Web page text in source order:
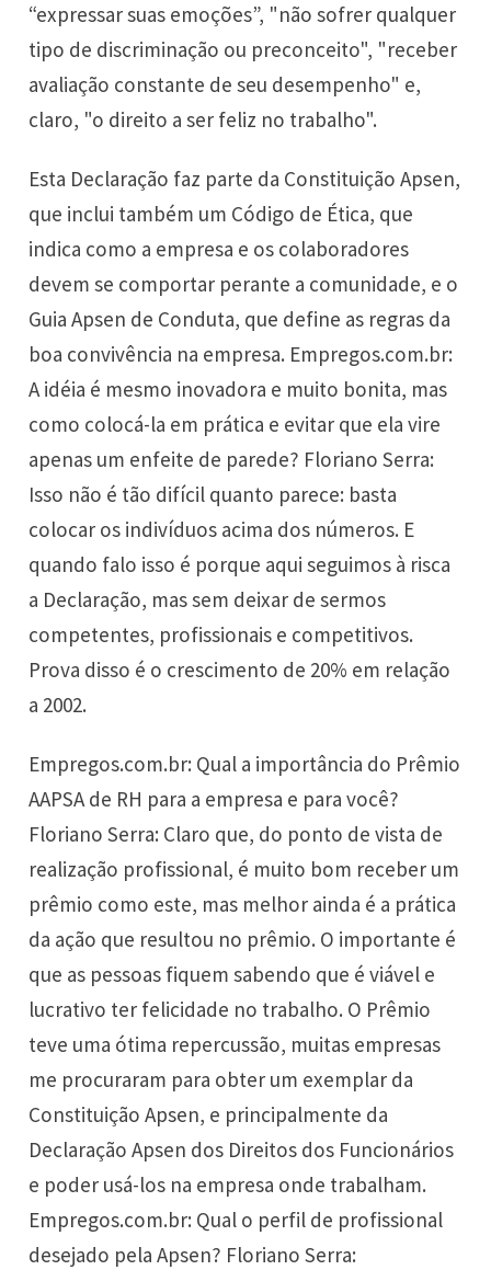
“expressar suas emoções”, "não sofrer qualquer
tipo de discriminação ou preconceito", "receber
avaliação constante de seu desempenho" e,
claro, "o direito a ser feliz no trabalho".
Esta Declaração faz parte da Constituição Apsen,
que inclui também um Código de Ética, que
indica como a empresa e os colaboradores
devem se comportar perante a comunidade, e o
Guia Apsen de Conduta, que define as regras da
boa convivência na empresa. Empregos.com.br:
A idéia é mesmo inovadora e muito bonita, mas
como colocá-la em prática e evitar que ela vire
apenas um enfeite de parede? Floriano Serra:
Isso não é tão difícil quanto parece: basta
colocar os indivíduos acima dos números. E
quando falo isso é porque aqui seguimos à risca
a Declaração, mas sem deixar de sermos
competentes, profissionais e competitivos.
Prova disso é o crescimento de 20% em relação
a 2002.
Empregos.com.br: Qual a importância do Prêmio
AAPSA de RH para a empresa e para você?
Floriano Serra: Claro que, do ponto de vista de
realização profissional, é muito bom receber um
prêmio como este, mas melhor ainda é a prática
da ação que resultou no prêmio. O importante é
que as pessoas fiquem sabendo que é viável e
lucrativo ter felicidade no trabalho. O Prêmio
teve uma ótima repercussão, muitas empresas
me procuraram para obter um exemplar da
Constituição Apsen, e principalmente da
Declaração Apsen dos Direitos dos Funcionários
e poder usá-los na empresa onde trabalham.
Empregos.com.br: Qual o perfil de profissional
desejado pela Apsen? Floriano Serra: